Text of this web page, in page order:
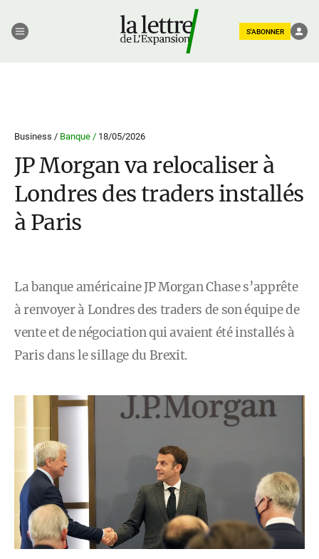
S'ABONNER
Business / Banque / 18/05/2026
JP Morgan va relocaliser à
Londres des traders installés
à Paris
La banque américaine JP Morgan Chase s’apprête
à renvoyer à Londres des traders de son équipe de
vente et de négociation qui avaient été installés à
Paris dans le sillage du Brexit.